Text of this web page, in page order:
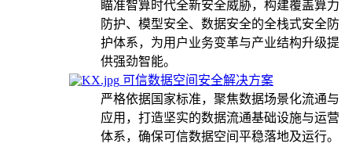
瞄准智算时代全新安全威胁，构建覆盖算力
防护、模型安全、数据安全的全栈式安全防
护体系，为用户业务变革与产业结构升级提
供强劲智能。
可信数据空间安全解决方案
严格依据国家标准，聚焦数据场景化流通与
应用，打造坚实的数据流通基础设施与运营
体系，确保可信数据空间平稳落地及运行。